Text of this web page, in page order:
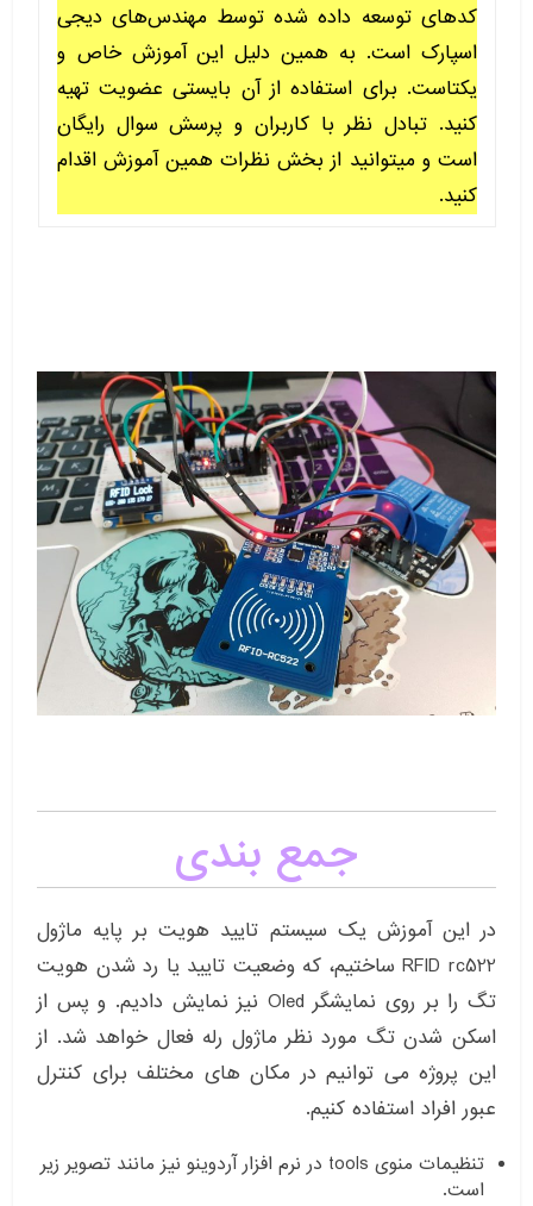
کدهای توسعه داده شده توسط مهندس‌های دیجی
اسپارک است. به همین دلیل این آموزش خاص و
یکتاست. برای استفاده از آن بایستی عضویت تهیه
کنید. تبادل نظر با کاربران و پرسش سوال رایگان
است و میتوانید از بخش نظرات همین آموزش اقدام
کنید.
جمع بندی
در این آموزش یک سیستم تایید هویت بر پایه ماژول
RFID rc522 ساختیم، که وضعیت تایید یا رد شدن هویت
تگ را بر روی نمایشگر Oled نیز نمایش دادیم. و پس از
اسکن شدن تگ مورد نظر ماژول رله فعال خواهد شد. از
این پروژه می توانیم در مکان های مختلف برای کنترل
عبور افراد استفاده کنیم.
تنظیمات منوی tools در نرم افزار آردوینو نیز مانند تصویر زیر
است.